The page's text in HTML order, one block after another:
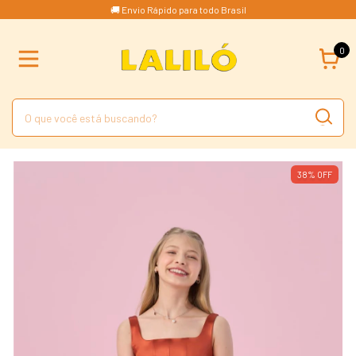
🚚 Envio Rápido para todo Brasil
0
38% OFF